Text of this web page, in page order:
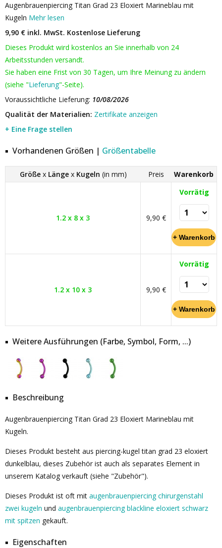
Augenbrauenpiercing Titan Grad 23 Eloxiert Marineblau mit
Kugeln Mehr lesen
9,90 € inkl. MwSt. Kostenlose Lieferung
Dieses Produkt wird kostenlos an Sie innerhalb von 24
Arbeitsstunden versandt.
Sie haben eine Frist von 30 Tagen, um Ihre Meinung zu ändern
(siehe "Lieferung"-Seite).
Voraussichtliche Lieferung: 10/08/2026
Qualität der Materialien: Zertifikate anzeigen
+ Eine Frage stellen
Vorhandenen Größen | Größentabelle
Größe x Länge x Kugeln (in mm) Preis Warenkorb
1.2 x 8 x 3 9,90 €
Vorrätig
1.2 x 10 x 3 9,90 €
Vorrätig
Weitere Ausführungen (Farbe, Symbol, Form, ...)
Beschreibung
Augenbrauenpiercing Titan Grad 23 Eloxiert Marineblau mit
Kugeln.
Dieses Produkt besteht aus piercing-kugel titan grad 23 eloxiert
dunkelblau, dieses Zubehör ist auch als separates Element in
unserem Katalog verkauft (siehe "Zubehör").
Dieses Produkt ist oft mit augenbrauenpiercing chirurgenstahl
zwei kugeln und augenbrauenpiercing blackline eloxiert schwarz
mit spitzen gekauft.
Eigenschaften